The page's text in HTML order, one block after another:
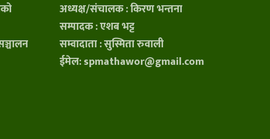
अध्यक्ष/संचालक : किरण भन्तना
सम्पादक : एशब भट्ट
सम्वादाता : सुस्मिता रुवाली
ईमेल: spmathawor@gmail.com